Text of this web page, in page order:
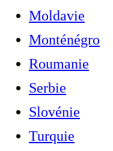
Moldavie
Monténégro
Roumanie
Serbie
Slovénie
Turquie